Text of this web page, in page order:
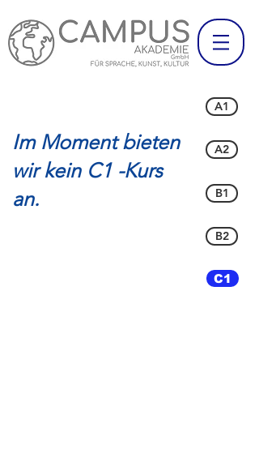
Im Moment bieten
wir kein C1 -Kurs
an.
A1
A2
B1
B2
C1